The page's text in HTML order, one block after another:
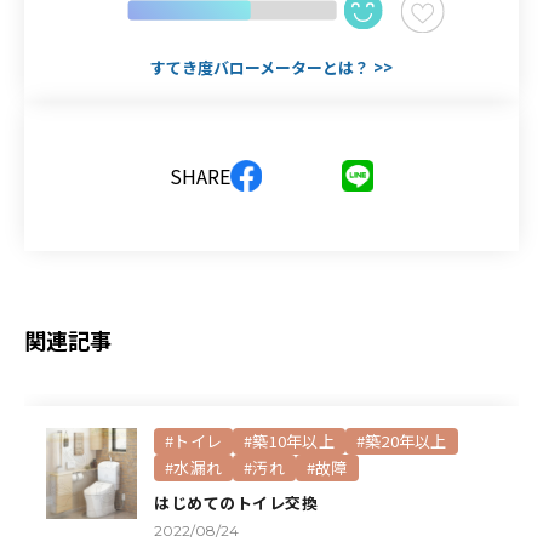
すてき度バローメーターとは？ >>
SHARE
関連記事
2022/08/24
はじめてのトイレ交換
#トイレ #築10年以上
#築20年以上
#水漏れ
#汚れ #故障